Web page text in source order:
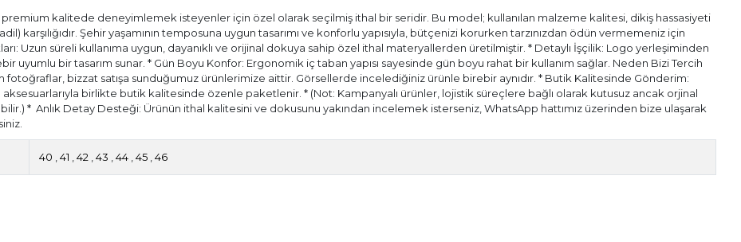
kalitede deneyimlemek isteyenler için özel olarak seçilmiş ithal bir seridir. Bu model; kullanılan malzeme kalitesi, dikiş hassasiyeti
karşılığıdır. Şehir yaşamının temposuna uygun tasarımı ve konforlu yapısıyla, bütçenizi korurken tarzınızdan ödün vermemeniz için
Uzun süreli kullanıma uygun, dayanıklı ve orijinal dokuya sahip özel ithal materyallerden üretilmiştir. * Detaylı İşçilik: Logo yerleşiminden
uyumlu bir tasarım sunar. * Gün Boyu Konfor: Ergonomik iç taban yapısı sayesinde gün boyu rahat bir kullanım sağlar. Neden Bizi Tercih
fotoğraflar, bizzat satışa sunduğumuz ürünlerimize aittir. Görsellerde incelediğiniz ürünle birebir aynıdır. * Butik Kalitesinde Gönderim:
birlikte butik kalitesinde özenle paketlenir. * (Not: Kampanyalı ürünler, lojistik süreçlere bağlı olarak kutusuz ancak orjinal
* ⁠ Anlık Detay Desteği: Ürünün ithal kalitesini ve dokusunu yakından incelemek isterseniz, WhatsApp hattımız üzerinden bize ulaşarak
40 ,41 ,42 ,43 ,44 ,45 ,46